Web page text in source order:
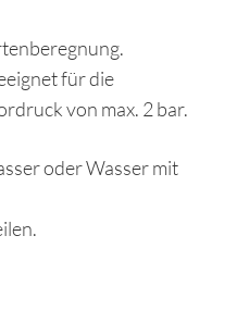
für die
von max. 2 bar.
oder Wasser mit